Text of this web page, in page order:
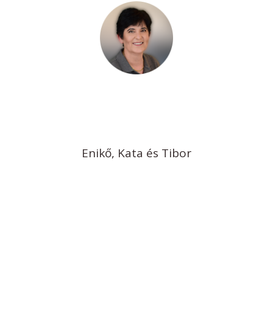
Enikő, Kata és Tibor